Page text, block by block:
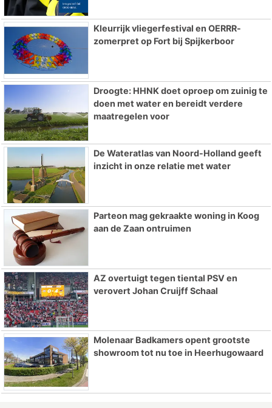
Kleurrijk vliegerfestival en OERRR-
zomerpret op Fort bij Spijkerboor
Droogte: HHNK doet oproep om zuinig te
doen met water en bereidt verdere
maatregelen voor
De Wateratlas van Noord-Holland geeft
inzicht in onze relatie met water
Parteon mag gekraakte woning in Koog
aan de Zaan ontruimen
AZ overtuigt tegen tiental PSV en
verovert Johan Cruijff Schaal
Molenaar Badkamers opent grootste
showroom tot nu toe in Heerhugowaard